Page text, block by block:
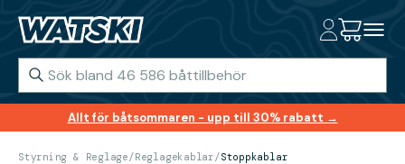
Allt för båtsommaren - upp till 30% rabatt →
Styrning & Reglage/Reglagekablar/Stoppkablar